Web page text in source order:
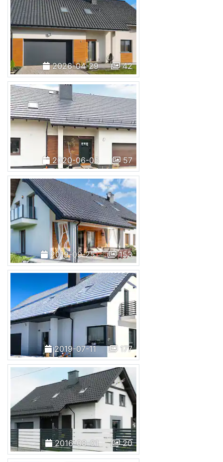
2026-04-29 42
2020-06-05 57
2019-09-25 153
2019-07-11 177
2016-08-01 20